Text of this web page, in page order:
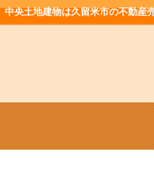
中央土地建物は久留米市の不動産